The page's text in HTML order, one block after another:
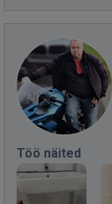
Töö näited